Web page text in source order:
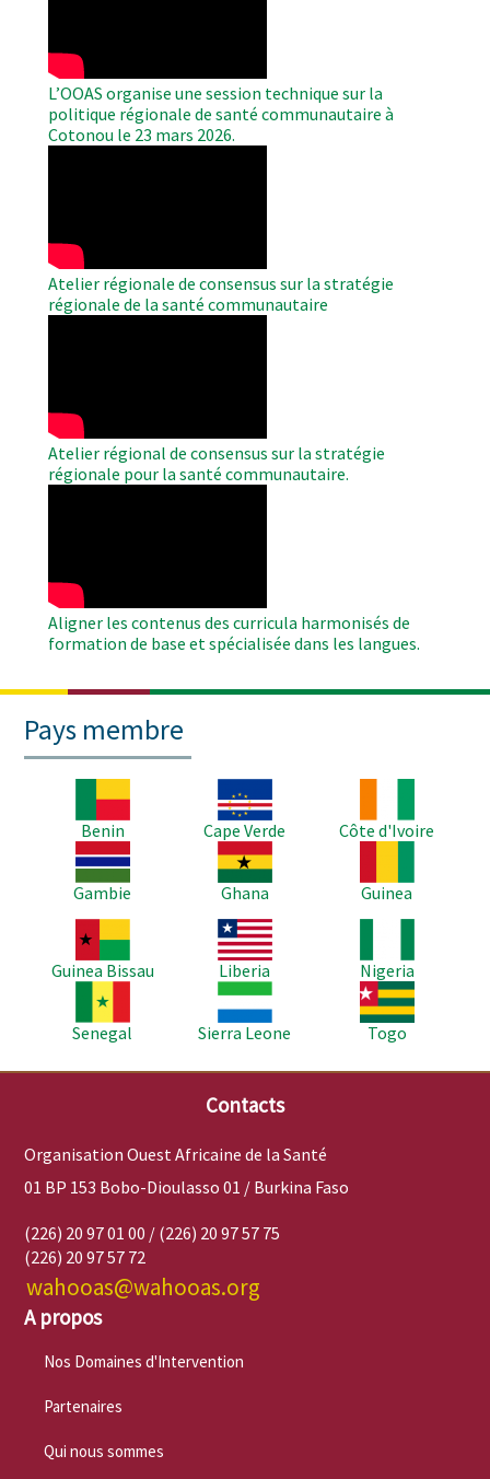
L’OOAS organise une session technique sur la
politique régionale de santé communautaire à
Cotonou le 23 mars 2026.
Atelier régionale de consensus sur la stratégie
régionale de la santé communautaire
Atelier régional de consensus sur la stratégie
régionale pour la santé communautaire.
Aligner les contenus des curricula harmonisés de
formation de base et spécialisée dans les langues.
Pays membre
Benin
Image
Cape Verde
Côte d'Ivoire
Image
Gambie
Image
Ghana
Guinea
Image
Guinea Bissau
Image
Liberia
Nigeria
Senegal
Image
Sierra Leone
Image
Togo
Contacts
Organisation Ouest Africaine de la Santé
01 BP 153 Bobo-Dioulasso 01 / Burkina Faso
(226) 20 97 01 00 / (226) 20 97 57 75
(226) 20 97 57 72
wahooas@wahooas.org
A propos
Nos Domaines d'Intervention
Partenaires
Qui nous sommes